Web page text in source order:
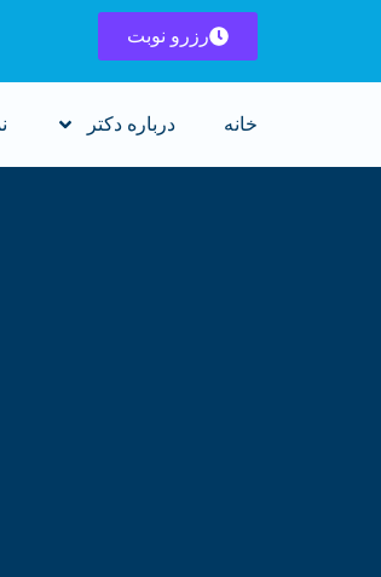
رزرو نوبت
خانه درباره دکتر